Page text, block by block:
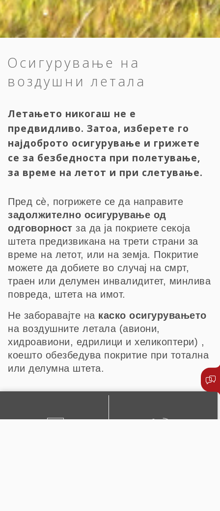
Осигурување на
воздушни летала
Летањето никогаш не е
предвидливо. Затоа, изберете го
најдоброто осигурување и грижете
се за безбедноста при полетување,
за време на летот и при слетување.
Пред сѐ, погрижете се да направите
задолжително осигурување од
одговорност за да ја покриете секоја
штета предизвикана на трети страни за
време на летот, или на земја. Покритие
можете да добиете во случај на смрт,
траен или делумен инвалидитет, минлива
повреда, штета на имот.
Не заборавајте на каско осигурувањето
на воздушните летала (авиони,
хидроавиони, едрилици и хеликоптери) ,
коешто обезбедува покритие при тотална
или делумна штета.